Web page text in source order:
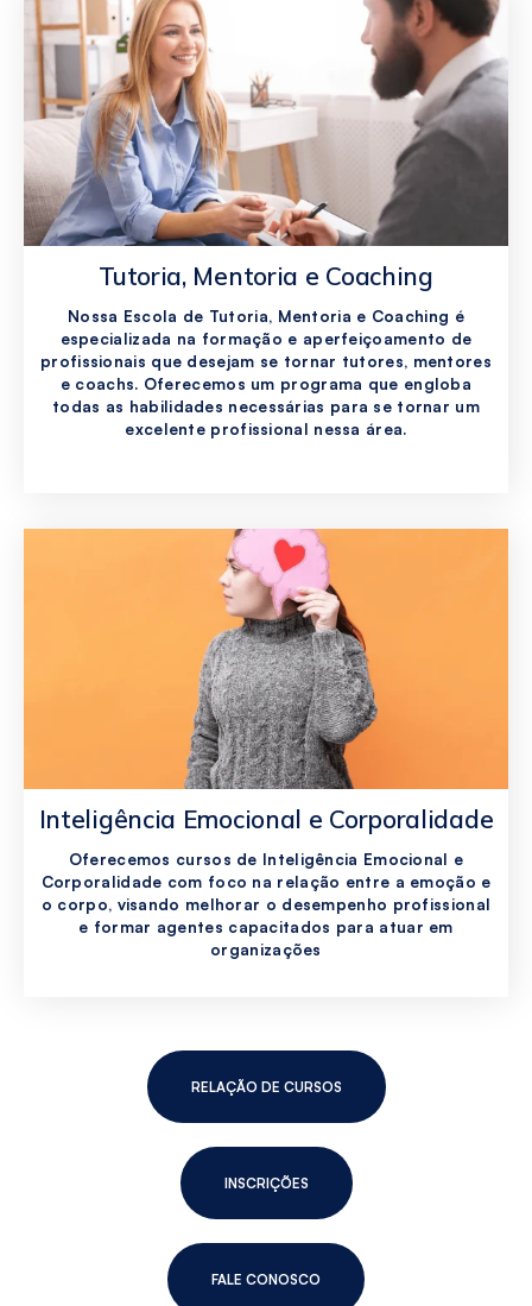
Tutoria, Mentoria e Coaching
Nossa Escola de Tutoria, Mentoria e Coaching é
especializada na formação e aperfeiçoamento de
profissionais que desejam se tornar tutores, mentores
e coachs. Oferecemos um programa que engloba
todas as habilidades necessárias para se tornar um
excelente profissional nessa área.
Inteligência Emocional e Corporalidade
Oferecemos cursos de Inteligência Emocional e
Corporalidade com foco na relação entre a emoção e
o corpo, visando melhorar o desempenho profissional
e formar agentes capacitados para atuar em
organizações
RELAÇÃO DE CURSOS
INSCRIÇÕES
FALE CONOSCO